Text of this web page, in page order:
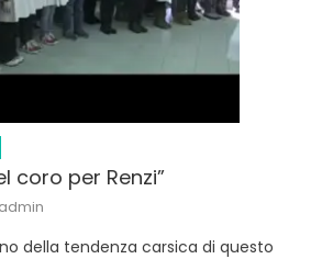
coro per Renzi”
Author
admin
della tendenza carsica di questo